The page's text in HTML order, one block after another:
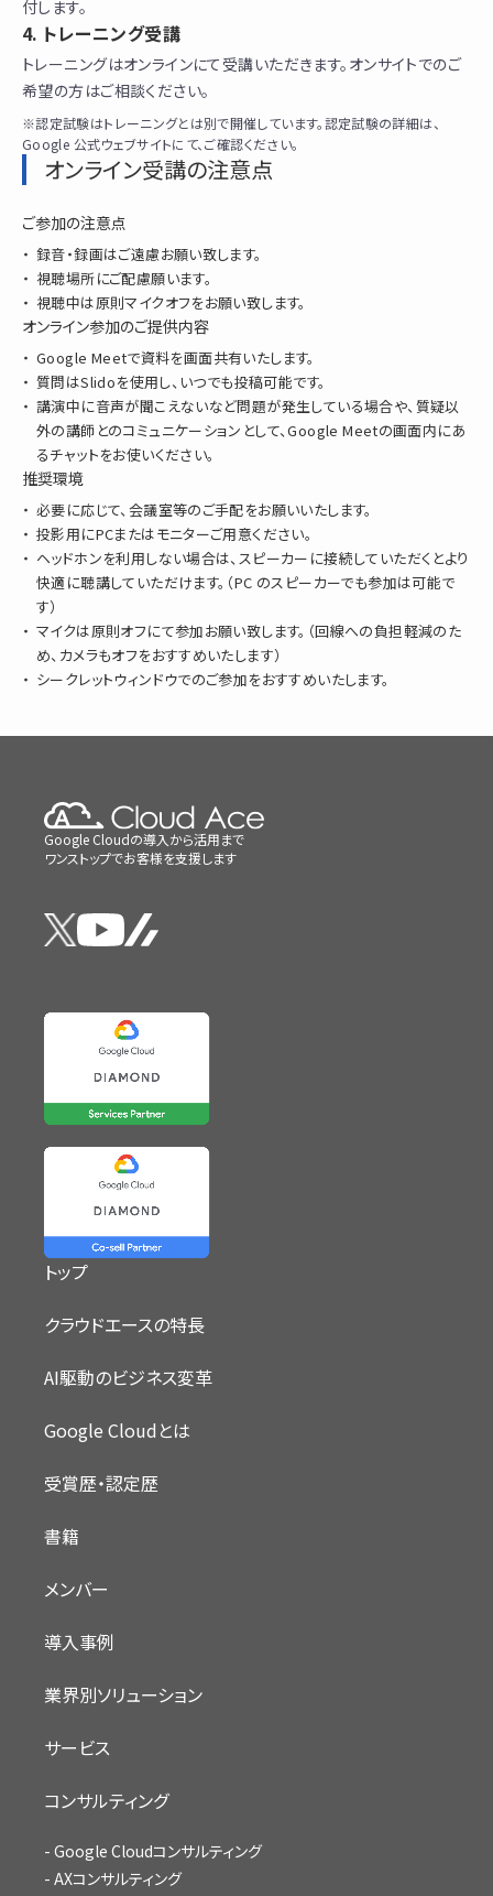
付します。
トレーニング受講
トレーニングはオンラインにて受講いただきます。オンサイトでのご
希望の方はご相談ください。
※認定試験はトレーニングとは別で開催しています。認定試験の詳細は、
Google 公式ウェブサイトにて、ご確認ください。
オンライン受講の注意点
ご参加の注意点
録音・録画はご遠慮お願い致します。
視聴場所にご配慮願います。
視聴中は原則マイクオフをお願い致します。
オンライン参加のご提供内容
Google Meetで資料を画面共有いたします。
質問はSlidoを使用し、いつでも投稿可能です。
講演中に音声が聞こえないなど問題が発生している場合や、質疑以
外の講師とのコミュニケーションとして、Google Meetの画面内にあ
るチャットをお使いください。
推奨環境
必要に応じて、会議室等のご手配をお願いいたします。
投影用にPCまたはモニターご用意ください。
ヘッドホンを利用しない場合は、スピーカーに接続していただくとより
快適に聴講していただけます。（PC のスピーカーでも参加は可能で
す）
マイクは原則オフにて参加お願い致します。（回線への負担軽減のた
め、カメラもオフをおすすめいたします）
シークレットウィンドウでのご参加をおすすめいたします。
Google Cloudの導入から活用まで
ワンストップでお客様を支援します
トップ
クラウドエースの特長
AI駆動のビジネス変革
Google Cloudとは
受賞歴・認定歴
書籍
メンバー
導入事例
業界別ソリューション
サービス
コンサルティング
Google Cloudコンサルティング
AXコンサルティング